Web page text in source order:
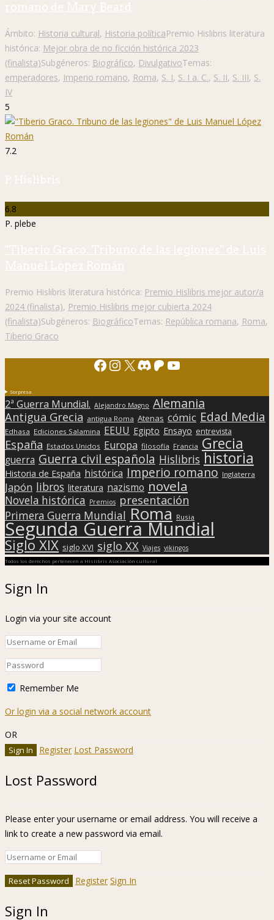
romano de Mary Beard
Ámbito: Historia cultural, Historia políticaPremio Hislibris literatura
histórica: Mejor obra de no ficción histórica 2023
(finalista)Subgéneros: Biográfico, DivulgativoTemas:
emperadores, Imperio romano, Roma, S. I, S. I a. C., S. II, S. III, S.
IV
5
7.2
P. Hislibris
6.8
P. plebe
"Tiberio Graco. Tribuno de las legiones" de Luis
Manuel López Román
Premio Hislibris literatura histórica: Premio Hislibris mejor autor/a
2024 (finalista), Premio Hislibris mejor cubierta 2024
(finalista)Subgéneros: BiográficoTemas: República romana, Roma,
Tiberio Graco
Facebook
Instagram
X Discord
Patreon
YouTube
Sorpresa
2ª Guerra Mundial. Alejandro Magno Alemania
Antigua Grecia antigua Roma Atenas cómic Edad Media
Edhasa Ediciones Salamina EEUU Egipto Ensayo entrevista
España Estados Unidos Europa filosofía Francia Grecia
guerra Guerra civil española Hislibris historia
Historia de España histórica Imperio romano Inglaterra
Japón libros literatura nazismo novela
Novela histórica Premios presentación
Primera Guerra Mundial Roma Rusia
Segunda Guerra Mundial
Siglo XIX siglo XVI siglo XX Viajes vikingos
Todos los derechos pertenecen a Hislibris Asociación cultural
Sign In
Login via your site account
Remember Me
Or login via a social network account
OR
Register Lost Password
Lost Password
Please enter your username or email address. You will receive a
link to create a new password via email.
Register Sign In
Sign In